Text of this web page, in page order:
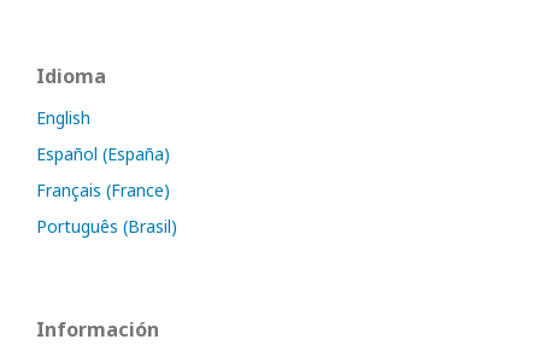
Idioma
English
Español (España)
Français (France)
Português (Brasil)
Información